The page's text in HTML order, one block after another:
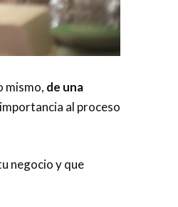
mismo, de una
al proceso
negocio y que